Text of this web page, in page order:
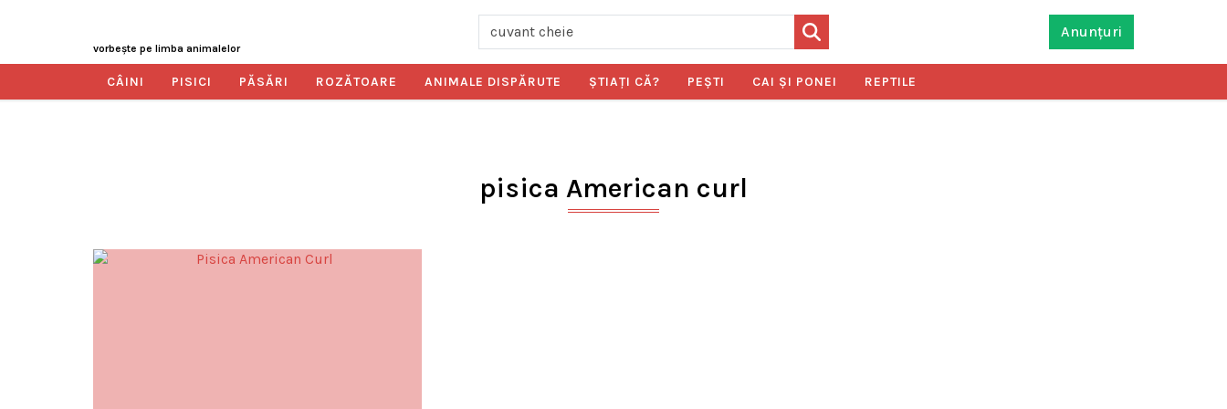
vorbeşte pe limba animalelor
Anunțuri
CÂINI PISICI PĂSĂRI ROZĂTOARE ANIMALE DISPĂRUTE ŞTIAŢI CĂ? PEŞTI CAI ŞI PONEI REPTILE
pisica American curl